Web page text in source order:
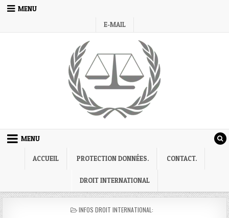
Skip
MENU
E-MAIL
MENU
ACCUEIL PROTECTION DONNÉES. CONTACT.
DROIT INTERNATIONAL
POSTED
INFOS DROIT INTERNATIONAL: